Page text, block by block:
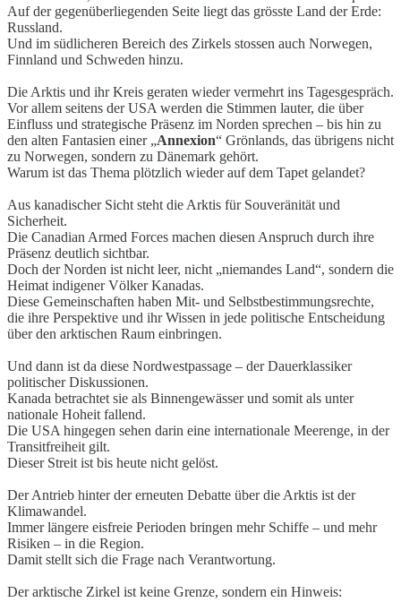
Auf der gegenüberliegenden Seite liegt das grösste Land der Erde:
Russland.
Und im südlicheren Bereich des Zirkels stossen auch Norwegen,
Finnland und Schweden hinzu.
Die Arktis und ihr Kreis geraten wieder vermehrt ins Tagesgespräch.
Vor allem seitens der USA werden die Stimmen lauter, die über
Einfluss und strategische Präsenz im Norden sprechen – bis hin zu
den alten Fantasien einer „Annexion“ Grönlands, das übrigens nicht
zu Norwegen, sondern zu Dänemark gehört.
Warum ist das Thema plötzlich wieder auf dem Tapet gelandet?
Aus kanadischer Sicht steht die Arktis für Souveränität und
Sicherheit.
Die Canadian Armed Forces machen diesen Anspruch durch ihre
Präsenz deutlich sichtbar.
Doch der Norden ist nicht leer, nicht „niemandes Land“, sondern die
Heimat indigener Völker Kanadas.
Diese Gemeinschaften haben Mit- und Selbstbestimmungsrechte,
die ihre Perspektive und ihr Wissen in jede politische Entscheidung
über den arktischen Raum einbringen.
Und dann ist da diese Nordwestpassage – der Dauerklassiker
politischer Diskussionen.
Kanada betrachtet sie als Binnengewässer und somit als unter
nationale Hoheit fallend.
Die USA hingegen sehen darin eine internationale Meerenge, in der
Transitfreiheit gilt.
Dieser Streit ist bis heute nicht gelöst.
Der Antrieb hinter der erneuten Debatte über die Arktis ist der
Klimawandel.
Immer längere eisfreie Perioden bringen mehr Schiffe – und mehr
Risiken – in die Region.
Damit stellt sich die Frage nach Verantwortung.
Der arktische Zirkel ist keine Grenze, sondern ein Hinweis: